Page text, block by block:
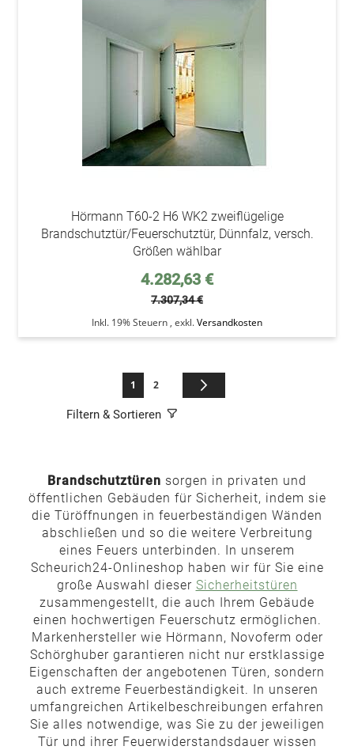
Hörmann T60-2 H6 WK2 zweiflügelige
Brandschutztür/Feuerschutztür, Dünnfalz, versch.
Größen wählbar
Sonderpreis
4.282,63 €
7.307,34 €
Inkl. 19% Steuern , exkl.Versandkosten
Seite
Sie lesen gerade die Seite
1 Seite
2
Filtern & Sortieren
Brandschutztüren sorgen in privaten und
öffentlichen Gebäuden für Sicherheit, indem sie
die Türöffnungen in feuerbeständigen Wänden
abschließen und so die weitere Verbreitung
eines Feuers unterbinden. In unserem
Scheurich24-Onlineshop haben wir für Sie eine
große Auswahl dieser Sicherheitstüren
zusammengestellt, die auch Ihrem Gebäude
einen hochwertigen Feuerschutz ermöglichen.
Markenhersteller wie Hörmann, Novoferm oder
Schörghuber garantieren nicht nur erstklassige
Eigenschaften der angebotenen Türen, sondern
auch extreme Feuerbeständigkeit. In unseren
umfangreichen Artikelbeschreibungen erfahren
Sie alles notwendige, was Sie zu der jeweiligen
Tür und ihrer Feuerwiderstandsdauer wissen